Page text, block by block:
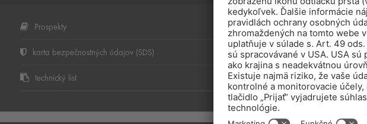
Prospekty
karta bezpečnostných údajov (SDS)
technický list